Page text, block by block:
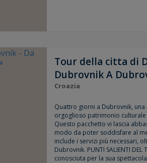
Tour della citta di
Dubrovnik A
Croazia
Quattro giorni a Dubrovnik, una
orgoglioso patrimonio culturale
Questo pacchetto vi lascia
modo da poter soddisfare al
include i servizi più necessari,
Dubrovnik. PUNTI SALIENTI DEL
conosciuta per la sua